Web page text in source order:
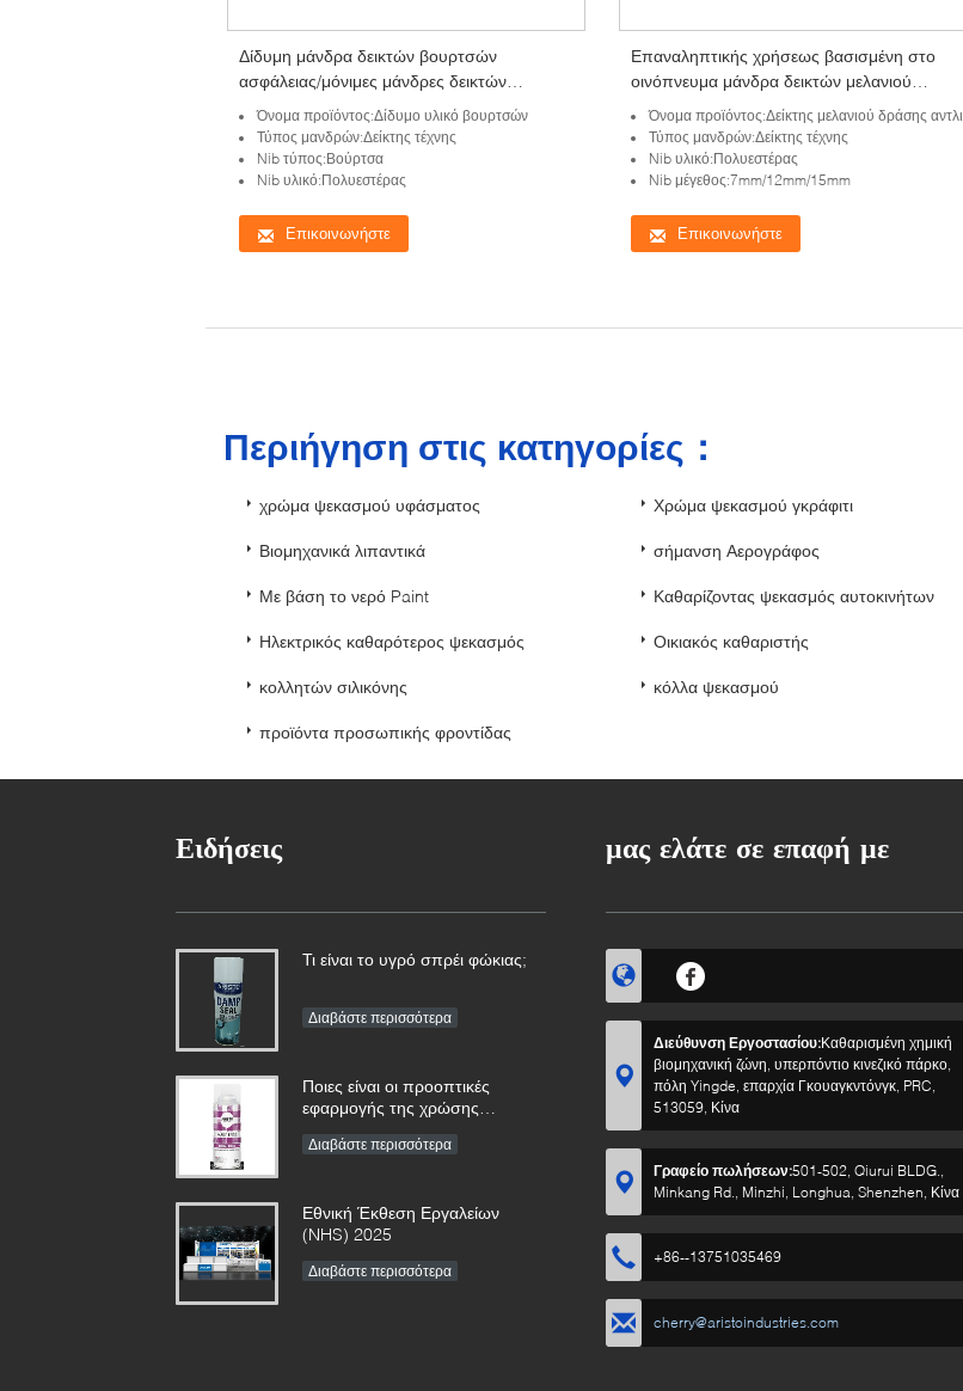
Δίδυμη μάνδρα δεικτών βουρτσών
ασφάλειας/μόνιμες μάνδρες δεικτών
χρωμάτων με Nib 1mm πολυεστέρα
Όνομα προϊόντος:Δίδυμο υλικό βουρτσών
Τύπος μανδρών:Δείκτης τέχνης
Nib τύπος:Βούρτσα
Nib υλικό:Πολυεστέρας
Επικοινωνήστε
Επαναληπτικής χρήσεως βασισμένη στο
οινόπνευμα μάνδρα δεικτών μελανιού
δράσης αντλιών με Tipe σμιλών 7mm 12mm
15mm
Όνομα προϊόντος:Δείκτης μελανιού δράσης αντλιών
Τύπος μανδρών:Δείκτης τέχνης
Nib υλικό:Πολυεστέρας
Nib μέγεθος:7mm/12mm/15mm
Επικοινωνήστε
Περιήγηση στις κατηγορίες：
χρώμα ψεκασμού υφάσματος Χρώμα ψεκασμού γκράφιτι
Βιομηχανικά λιπαντικά σήμανση Αερογράφος
Με βάση το νερό Paint Καθαρίζοντας ψεκασμός αυτοκινήτων
Ηλεκτρικός καθαρότερος ψεκασμός Οικιακός καθαριστής
κολλητών σιλικόνης κόλλα ψεκασμού
προϊόντα προσωπικής φροντίδας
Ειδήσεις
Τι είναι το υγρό σπρέι φώκιας;
Διαβάστε περισσότερα
Ποιες είναι οι προοπτικές
εφαρμογής της χρώσης
Διαβάστε περισσότερα
Εθνική Έκθεση Εργαλείων
(NHS) 2025
Διαβάστε περισσότερα
μας ελάτε σε επαφή με
Διεύθυνση Εργοστασίου:Καθαρισμένη χημική
βιομηχανική ζώνη, υπερπόντιο κινεζικό πάρκο,
πόλη Yingde, επαρχία Γκουαγκντόνγκ, PRC,
513059, Κίνα
Γραφείο πωλήσεων:501-502, Qiurui BLDG.,
Minkang Rd., Minzhi, Longhua, Shenzhen, Κίνα
+86--13751035469
cherry@aristoindustries.com